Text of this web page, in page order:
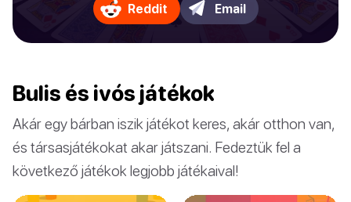
Reddit Email
Bulis és ivós játékok
Akár egy bárban iszik játékot keres, akár otthon van,
és társasjátékokat akar játszani. Fedeztük fel a
következő játékok legjobb játékaival!